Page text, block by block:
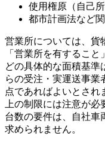
使用権原（自己
都市計画法など
営業所については、貨
「営業所を有するこ
どの具体的な面積基準
らの受注・実運送事業
点であればよいとされ
上の制限には注意が
台数の要件は、自社車
求められません。